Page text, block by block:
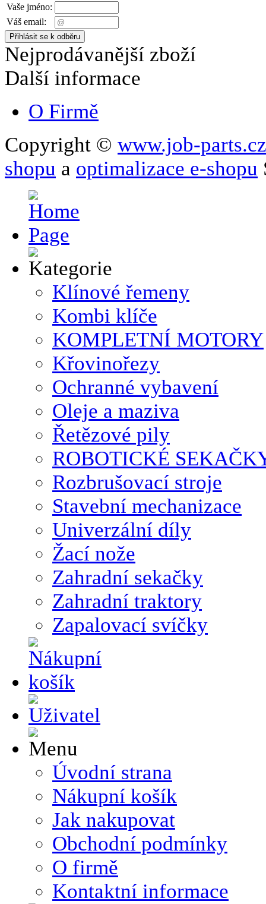
Vaše jméno:
Váš email:
Nejprodávanější zboží
Další informace
O Firmě
Copyright © www.job-parts.cz
shopu a optimalizace e-shopu
Klínové řemeny
Kombi klíče
KOMPLETNÍ MOTORY
Křovinořezy
Ochranné vybavení
Oleje a maziva
Řetězové pily
ROBOTICKÉ
Rozbrušovací stroje
Stavební mechanizace
Univerzální díly
Žací nože
Zahradní sekačky
Zahradní traktory
Zapalovací svíčky
Úvodní strana
Nákupní košík
Jak nakupovat
Obchodní podmínky
O firmě
Kontaktní informace